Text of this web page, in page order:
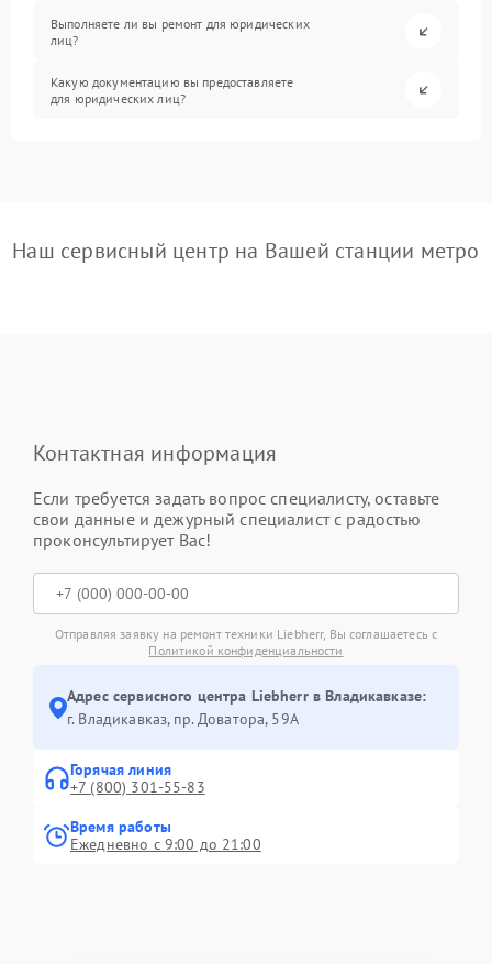
Выполняете ли вы ремонт для юридических
лиц?
Какую документацию вы предоставляете
для юридических лиц?
Наш сервисный центр на Вашей станции метро
Контактная информация
Если требуется задать вопрос специалисту, оставьте
свои данные и дежурный специалист с радостью
проконсультирует Вас!
Отправляя заявку на ремонт техники Liebherr, Вы соглашаетесь с
Политикой конфиденциальности
Адрес сервисного центра Liebherr в Владикавказе:
г. Владикавказ, пр. Доватора, 59А
Горячая линия
+7 (800) 301-55-83
Время работы
Ежедневно с 9:00 до 21:00